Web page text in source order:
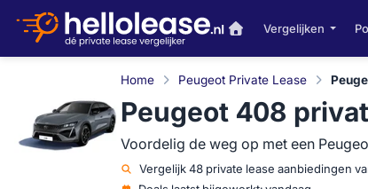
Vergelijken
Home Peugeot Private Lease
Peugeot 408
Voordelig de weg op met een
Vergelijk48 private lease aanbiedingen